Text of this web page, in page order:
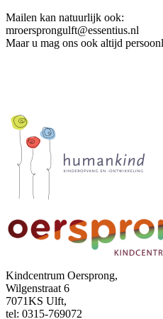
Mailen kan natuurlijk ook:
mroersprongulft@essentius.nl
Maar u mag ons ook altijd
Kindcentrum Oersprong,
Wilgenstraat 6
7071KS Ulft,
tel: 0315-769072